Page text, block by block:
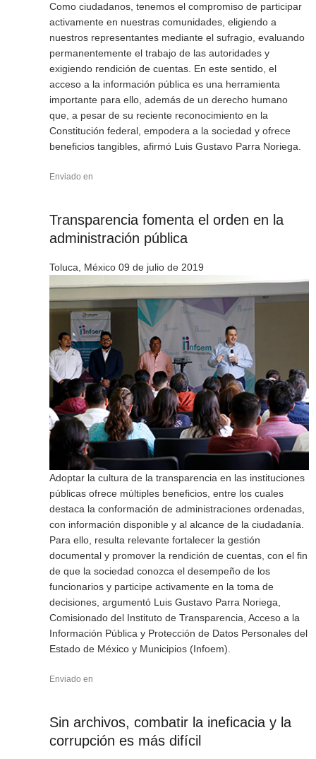
Como ciudadanos, tenemos el compromiso de participar
activamente en nuestras comunidades, eligiendo a
nuestros representantes mediante el sufragio, evaluando
permanentemente el trabajo de las autoridades y
exigiendo rendición de cuentas. En este sentido, el
acceso a la información pública es una herramienta
importante para ello, además de un derecho humano
que, a pesar de su reciente reconocimiento en la
Constitución federal, empodera a la sociedad y ofrece
beneficios tangibles, afirmó Luis Gustavo Parra Noriega.
Enviado en
Transparencia fomenta el orden en la
administración pública
Toluca, México 09 de julio de 2019
Adoptar la cultura de la transparencia en las instituciones
públicas ofrece múltiples beneficios, entre los cuales
destaca la conformación de administraciones ordenadas,
con información disponible y al alcance de la ciudadanía.
Para ello, resulta relevante fortalecer la gestión
documental y promover la rendición de cuentas, con el fin
de que la sociedad conozca el desempeño de los
funcionarios y participe activamente en la toma de
decisiones, argumentó Luis Gustavo Parra Noriega,
Comisionado del Instituto de Transparencia, Acceso a la
Información Pública y Protección de Datos Personales del
Estado de México y Municipios (Infoem).
Enviado en
Sin archivos, combatir la ineficacia y la
corrupción es más difícil